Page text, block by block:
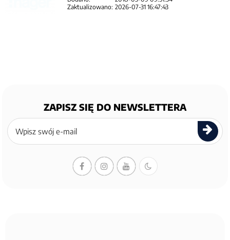
Zaktualizowano: 2026-07-31 16:47:43
ZAPISZ SIĘ DO NEWSLETTERA
Zapisz
się
newslettera